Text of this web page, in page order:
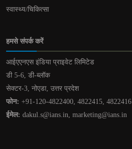
स्वास्थ्य/चिकित्सा
हमसे संपर्क करें
आईएएनएस इंडिया प्राइवेट लिमिटेड
डी 5-6, डी-ब्लॉक
सेक्टर-3, नोएडा, उत्तर प्रदेश
फोन: +91-120-4822400, 4822415, 4822416
ईमेल: dakul.s@ians.in, marketing@ians.in